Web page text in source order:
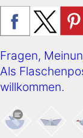
Fragen,
Als
willkommen.